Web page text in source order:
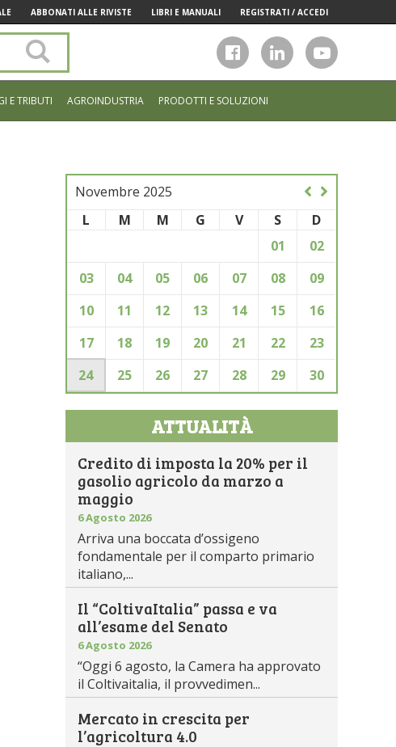
ABBONATI ALLE RIVISTE LIBRI E MANUALI REGISTRATI / ACCEDI
sito
E TRIBUTI AGROINDUSTRIA PRODOTTI E SOLUZIONI
Novembre 2025
L
M M G V S
D
01
02
03
04 05 06 07 08
09
10
11 12 13 14 15
16
17
18 19 20 21 22
23
24
25 26 27 28 29 30
ATTUALITÀ
Credito di imposta la 20% per il
gasolio agricolo da marzo a
maggio
6 Agosto 2026
Arriva una boccata d’ossigeno
fondamentale per il comparto primario
italiano,...
Il “ColtivaItalia” passa e va
all’esame del Senato
6 Agosto 2026
“Oggi 6 agosto, la Camera ha approvato
il Coltivaitalia, il provvedimen...
Mercato in crescita per
l’agricoltura 4.0